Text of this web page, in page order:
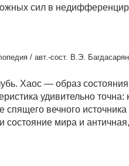
сил в
/ авт.-сост. В.Э.
Хаос — образ
удивительно
вечного
состояние мира и